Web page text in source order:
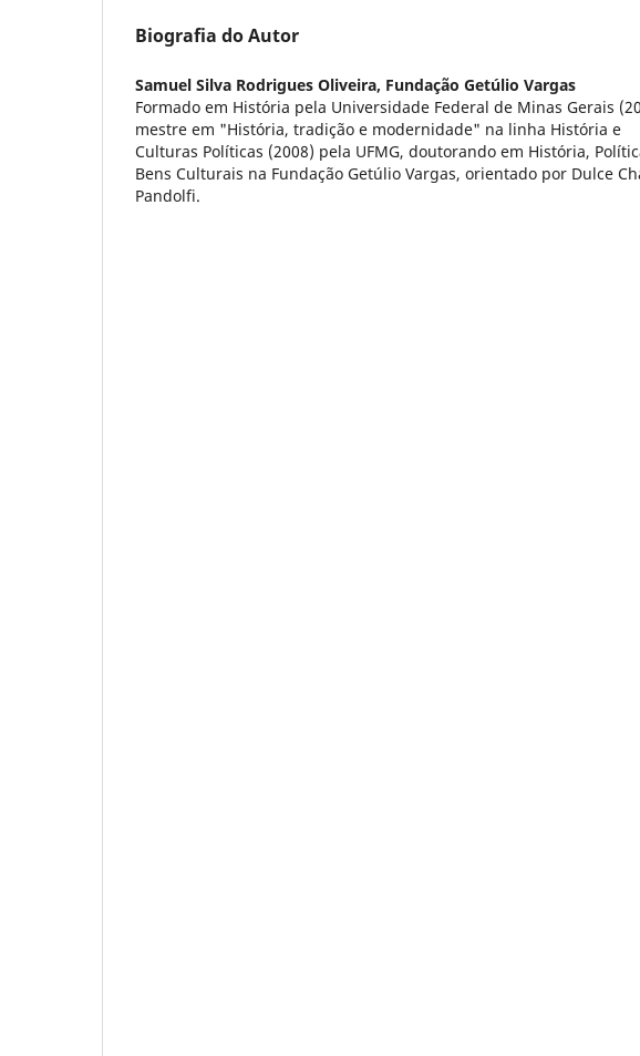
Biografia do Autor
Samuel Silva Rodrigues Oliveira, Fundação Getúlio Vargas
Formado em História pela Universidade Federal de Minas Gerais
mestre em "História, tradição e modernidade" na linha História e
Culturas Políticas (2008) pela UFMG, doutorando em História,
Bens Culturais na Fundação Getúlio Vargas, orientado por Dulce
Pandolfi.